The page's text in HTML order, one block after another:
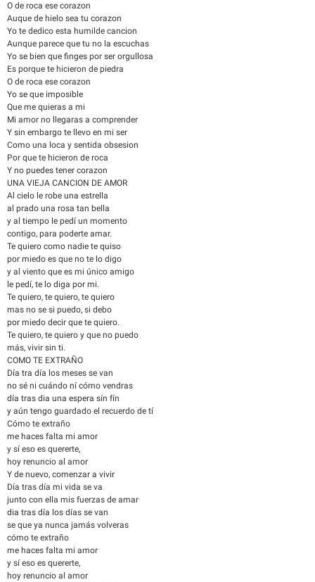
O de roca ese corazon
Auque de hielo sea tu corazon
Yo te dedico esta humilde cancion
Aunque parece que tu no la escuchas
Yo se bien que finges por ser orgullosa
Es porque te hicieron de piedra
O de roca ese corazon
Yo se que imposible
Que me quieras a mi
Mi amor no llegaras a comprender
Y sin embargo te llevo en mi ser
Como una loca y sentida obsesion
Por que te hicieron de roca
Y no puedes tener corazon
UNA VIEJA CANCION DE AMOR
Al cielo le robe una estrella
al prado una rosa tan bella
y al tiempo le pedí un momento
contigo, para poderte amar.
Te quiero como nadie te quiso
por miedo es que no te lo digo
y al viento que es mi único amigo
le pedí, te lo diga por mi.
Te quiero, te quiero, te quiero
mas no se si puedo, si debo
por miedo decir que te quiero.
Te quiero, te quiero y que no puedo
más, vivir sin ti.
COMO TE EXTRAÑO
Día tra día los meses se van
no sé ni cuándo ní cómo vendras
día tras dia una espera sín fín
y aún tengo guardado el recuerdo de tí
Cómo te extraño
me haces falta mi amor
y sí eso es quererte,
hoy renuncio al amor
Y de nuevo, comenzar a vivir
Día tras día mi vida se va
junto con ella mis fuerzas de amar
dia tras día los días se van
se que ya nunca jamás volveras
cómo te extraño
me haces falta mi amor
y sí eso es quererte,
hoy renuncio al amor